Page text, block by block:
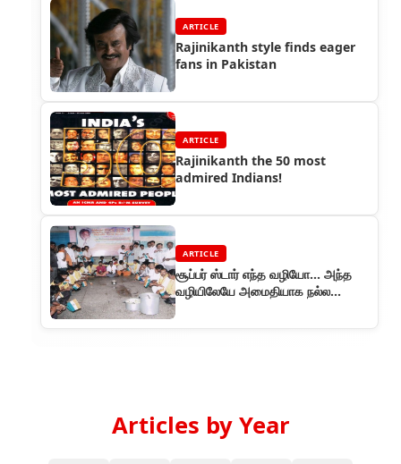
ARTICLE
Rajinikanth style finds eager
fans in Pakistan
ARTICLE
Rajinikanth the 50 most
admired Indians!
ARTICLE
சூப்பர் ஸ்டார் எந்த வழியோ... அந்த
வழியிலேயே அமைதியாக நல்ல
Articles by Year